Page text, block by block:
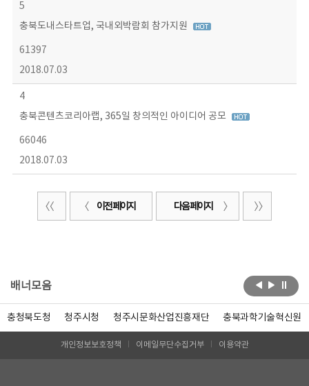
5
충북도내스타트업, 국내외박람회 참가지원
61397
2018.07.03
4
충북콘텐츠코리아랩, 365일 창의적인 아이디어 공모
66046
2018.07.03
이전 페이지 다음 페이지
배너모음
충청북도청 청주시청 청주시문화산업진흥재단 충북과학기술혁신원
개인정보보호정책 이메일무단수집거부 이용약관